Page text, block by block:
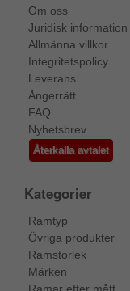
Om oss
Juridisk information
Allmänna villkor
Integritetspolicy
Leverans
Ångerrätt
FAQ
Nyhetsbrev
Återkalla avtalet
Kategorier
Ramtyp
Övriga produkter
Ramstorlek
Märken